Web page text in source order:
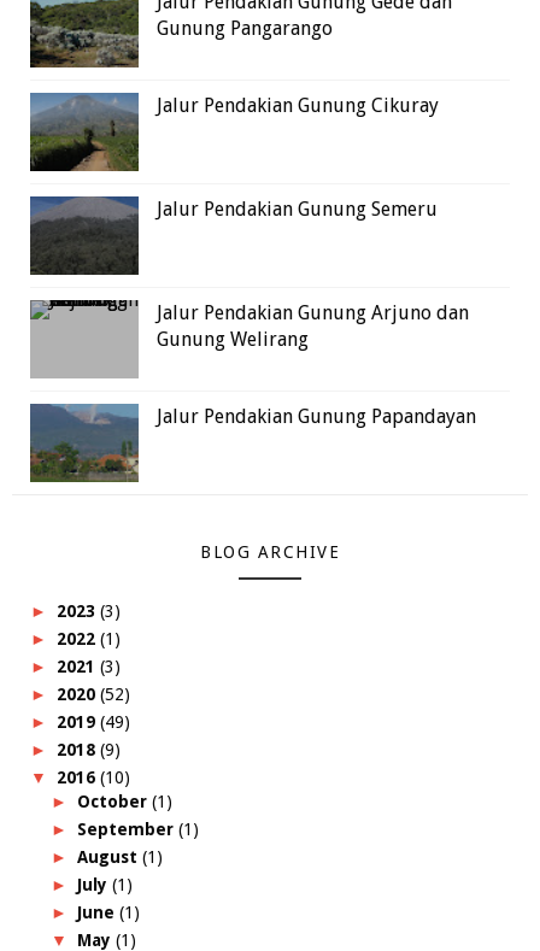
Gunung Pangarango
Jalur Pendakian Gunung Cikuray
Jalur Pendakian Gunung Semeru
Jalur Pendakian Gunung Arjuno dan
Gunung Welirang
Jalur Pendakian Gunung Papandayan
BLOG ARCHIVE
► 2023 (3)
► 2022 (1)
► 2021 (3)
► 2020 (52)
► 2019 (49)
► 2018 (9)
▼ 2016 (10)
► October (1)
► September (1)
► August (1)
► July (1)
► June (1)
▼ May (1)